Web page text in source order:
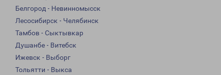
Белгород - Невинномысск
Лесосибирск - Челябинск
Тамбов - Сыктывкар
Душанбе - Витебск
Ижевск - Выборг
Тольятти - Выкса